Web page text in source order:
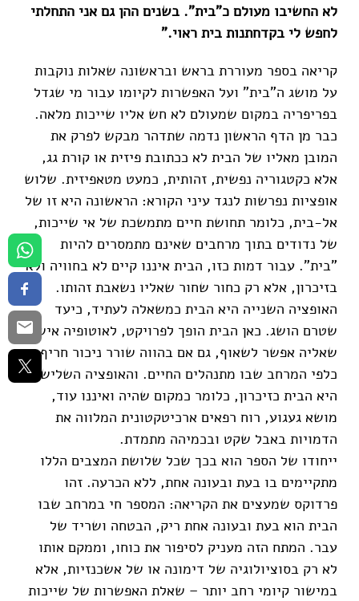
לא החשיבו מעולם כ"בית". בשנים ההן גם אני התחלתי
לחפש לי בקדחתנות בית ראוי."
קריאה בספר מעוררת בראש ובראשונה שאלות נוקבות
על מושג ה"בית" ועל האפשרות לקיומו עבור מי שגדל
בפריפריה במקום שמעולם לא חש אליו שייכות מלאה.
כבר מן הדף הראשון נדמה שתדהר מבקש לפרק את
המובן מאליו של הבית לא ככתובת פיזית או קורת גג,
אלא כקטגוריה נפשית, זהותית, כמעט מטאפיזית. שלוש
אופציות נפרשות לנגד עיני הקורא: הראשונה היא זו של
אל-בית, כלומר תחושת חיים מתמשכת של אי שייכות,
של נדודים בתוך מרחבים שאינם מתמסרים להיות
"בית". עבור דמות כזו, הבית איננו קיים לא בחוויה ולא
בזיכרון, אלא רק כחור שחור שאליו נשאבת זהותו.
האופציה השנייה היא הבית כמשאלה לעתיד, כיעד
שטרם הושג. כאן הבית הופך לפרויקט, לאוטופיה אישית
שאליה אפשר לשאוף, גם אם בהווה שורר ניכור חריף
כלפי המרחב שבו מתנהלים החיים. והאופציה השלישית
היא הבית כזיכרון, כלומר כמקום שהיה ואיננו עוד,
מושא געגוע, רוח רפאים ארכיטקטונית המלווה את
הדמויות באבל שקט ובכמיהה מתמדת.
ייחודו של הספר הוא בכך שכל שלושת המצבים הללו
מתקיימים בו בעת ובעונה אחת, ללא הכרעה. זהו
פרדוקס שמעצים את הקריאה: המספר חי במרחב שבו
הבית הוא בעת ובעונה אחת ריק, הבטחה ושריד של
עבר. המתח הזה מעניק לסיפור את כוחו, וממקם אותו
לא רק בסוציולוגיה של דימונה או של אשכנזיות, אלא
במישור קיומי רחב יותר – שאלת האפשרות של שייכות